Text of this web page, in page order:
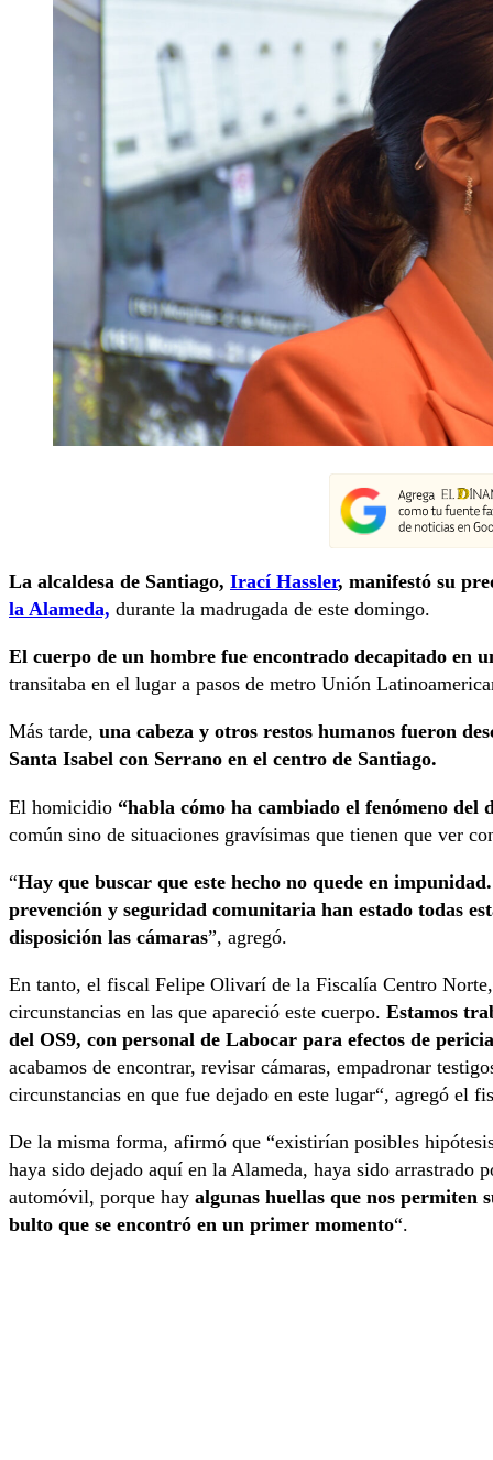
La alcaldesa de Santiago, Irací Hassler, manifestó su
la Alameda, durante la madrugada de este domingo.
El cuerpo de un hombre fue encontrado decapitado en
transitaba en el lugar a pasos de metro Unión
Más tarde, una cabeza y otros restos humanos fueron
Santa Isabel con Serrano en el centro de Santiago.
El homicidio “habla cómo ha cambiado el fenómeno del
común sino de situaciones gravísimas que tienen que ver
“Hay que buscar que este hecho no quede en
prevención y seguridad comunitaria han estado todas
disposición las cámaras”, agregó.
En tanto, el fiscal Felipe Olivarí de la Fiscalía Centro
circunstancias en las que apareció este cuerpo. Estamos
del OS9, con personal de Labocar para efectos de
acabamos de encontrar, revisar cámaras, empadronar
circunstancias en que fue dejado en este lugar“, agregó el
De la misma forma, afirmó que “existirían posibles
haya sido dejado aquí en la Alameda, haya sido arrastrado
automóvil, porque hay algunas huellas que nos permiten
bulto que se encontró en un primer momento“.